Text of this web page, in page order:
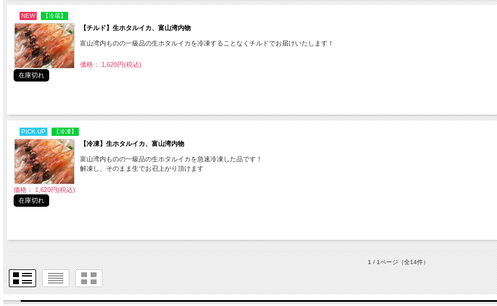
NEW 【冷蔵】
【チルド】生ホタルイカ、富山湾内物
富山湾内ものの一級品の生ホタルイカを冷凍することなくチルドでお届けいたします！
価格： 1,620円(税込)
在庫切れ
PICK UP 【冷凍】
【冷凍】生ホタルイカ、富山湾内物
富山湾内ものの一級品の生ホタルイカを急速冷凍した品です！
解凍し、そのまま生でお召上がり頂けます
価格： 1,620円(税込)
在庫切れ
1 / 1ページ（全14件）